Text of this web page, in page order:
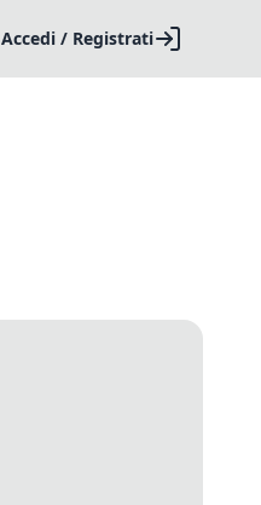
Accedi / Registrati